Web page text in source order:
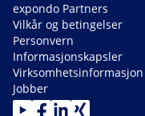
expondo Partners
Vilkår og betingelser
Personvern
Informasjonskapsler
Virksomhetsinformasjon
Jobber